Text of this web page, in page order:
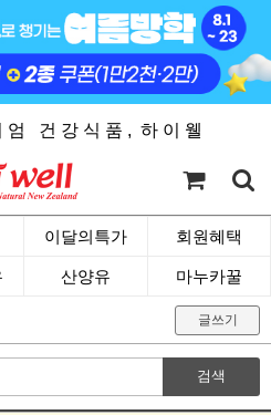
엄 건 강 식 품 , 하 이 웰
이달의특가 회원혜택
산양유 마누카꿀
글쓰기
검색